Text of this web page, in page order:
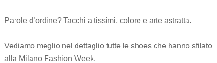
Parole d’ordine? Tacchi altissimi, colore e arte astratta.
Vediamo meglio nel dettaglio tutte le shoes che hanno sfilato
alla Milano Fashion Week.